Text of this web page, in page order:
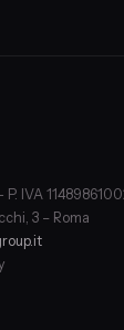
IVA
3 – Roma